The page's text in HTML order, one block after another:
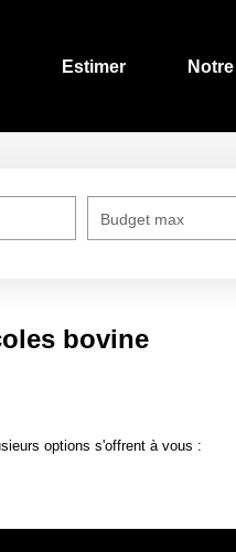
Estimer
Budget max
bovine
options s'offrent à vous :